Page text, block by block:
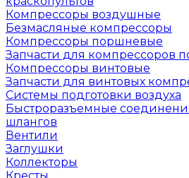
Компрессоры воздушные
Безмасляные компрессоры
Компрессоры поршневые
Запчасти для компрессоров
Компрессоры винтовые
Запчасти для винтовых
Системы подготовки воздуха
Быстроразъемные
шлангов
Вентили
Заглушки
Коллекторы